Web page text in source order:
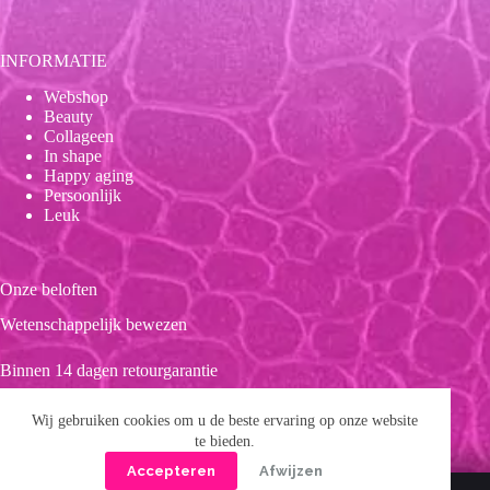
Wij gebruiken cookies om u de beste ervaring op onze website
te bieden.
Accepteren
Afwijzen
INFORMATIE
Webshop
Beauty
Collageen
In shape
Happy aging
Persoonlijk
Leuk
Onze beloften
Wetenschappelijk bewezen
Binnen 14 dagen retourgarantie
Duurzaam
Copyright © 2026 Forever 39 Privacybeleid